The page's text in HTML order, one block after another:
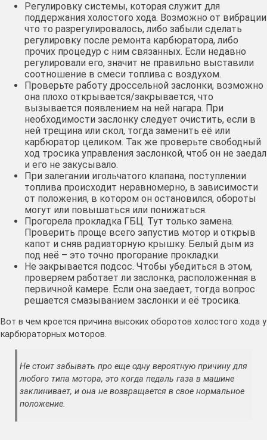
Регулировку системы, которая служит для
поддержания холостого хода. Возможно от вибрации
что то разрегулировалось, либо забыли сделать
регулировку после ремонта карбюратора, либо
прочих процедур с ним связанных. Если недавно
регулировали его, значит не правильно выставили
соотношение в смеси топлива с воздухом.
Проверьте работу дроссельной заслонки, возможно
она плохо открывается/закрывается, что
вызывается появлением на ней нагара. При
необходимости заслонку следует очистить, если в
ней трещина или скол, тогда заменить её или
карбюратор целиком. Так же проверьте свободный
ход тросика управления заслонкой, чтоб он не заедал
и его не закусывало.
При залегании игольчатого клапана, поступлении
топлива происходит неравномерно, в зависимости
от положения, в котором он остановился, обороты
могут или повышаться или понижаться.
Прогорела прокладка ГБЦ. Тут только замена.
Проверить проще всего запустив мотор и открыв
капот и сняв радиаторную крышку. Белый дым из
под неё – это точно прогорание прокладки.
Не закрывается подсос. Чтобы убедиться в этом,
проверяем работает ли заслонка, расположенная в
первичной камере. Если она заедает, тогда вопрос
решается смазыванием заслонки и её тросика.
Вот в чем кроется причина высоких оборотов холостого хода у
карбюраторных моторов.
Не стоит забывать про еще одну вероятную причину для
любого типа мотора, это когда педаль газа в машине
заклинивает, и она не возвращается в свое нормальное
положение.